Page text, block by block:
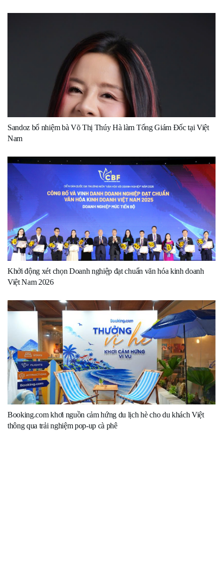
Sandoz bổ nhiệm bà Võ Thị Thúy Hà làm Tổng Giám Đốc tại Việt
Nam
Khởi động xét chọn Doanh nghiệp đạt chuẩn văn hóa kinh doanh
Việt Nam 2026
Booking.com khơi nguồn cảm hứng du lịch hè cho du khách Việt
thông qua trải nghiệm pop-up cà phê